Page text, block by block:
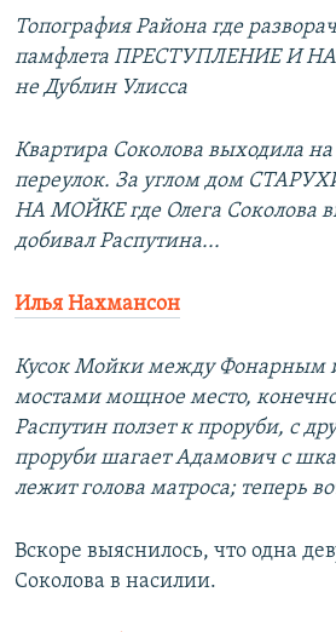
Топография Района где
памфлета ПРЕСТУПЛЕНИЕ И
не Дублин Улисса
Квартира Соколова выходила
переулок. За углом дом
НА МОЙКЕ где Олега Соколова
добивал Распутина...
Илья Нахмансон
Кусок Мойки между Фонарным
мостами мощное место,
Распутин ползет к проруби, с
проруби шагает Адамович с
лежит голова матроса; теперь
Вскоре выяснилось, что одна
Соколова в насилии​.